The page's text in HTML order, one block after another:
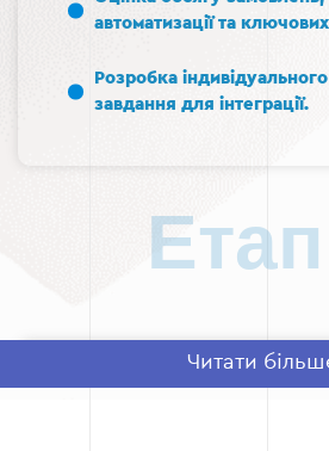
автоматизації та
Розробка
завдання для інтеграції.
Етап 2: Вибір CRM-
Читати